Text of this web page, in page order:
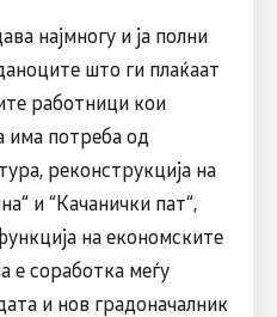
најмногу и ја полни
што ги плаќаат
работници кои
има потреба од
реконструкција на
и “Качанички пат“,
на економските
е соработка меѓу
и нов градоначалник